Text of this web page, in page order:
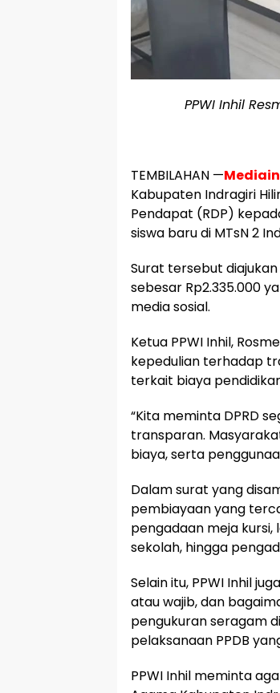
PPWI Inhil
TEMBILAHAN —
Kabupaten Indragiri
Pendapat (RDP)
siswa baru di MTsN 2
Surat tersebut
sebesar Rp2.335.000
media sosial.
Ketua PPWI Inhil,
kepedulian terhadap
terkait biaya
“Kita meminta DPRD
transparan.
biaya, serta
Dalam surat yang
pembiayaan yang
pengadaan meja
sekolah, hingga
Selain itu, PPWI Inhil
atau wajib, dan
pengukuran seragam
pelaksanaan PPDB
PPWI Inhil meminta